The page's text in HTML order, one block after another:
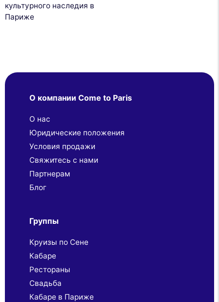
культурного наследия в
Париже
О компании Come to Paris
О нас
Юридические положения
Условия продажи
Свяжитесь с нами
Партнерaм
Блог
Группы
Круизы по Сене
Кабаре
Рестораны
Свадьба
Кабаре в Париже